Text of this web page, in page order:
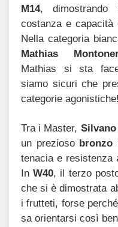
M14,
costanza e
Nella categoria
Mathias
Mathias si sta
siamo sicuri che
categorie agonistiche!
Tra i Master,
un prezioso bronzo
tenacia e resistenza
InW40, il terzo
che si è dimostrata
i frutteti, forse
sa orientarsi così